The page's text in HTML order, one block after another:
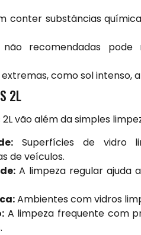
conter substâncias
recomendadas
como sol intenso,
2L
vão além da simples
Superfícies de vidro
de veículos.
A limpeza regular ajuda
Ambientes com vidros
A limpeza frequente com